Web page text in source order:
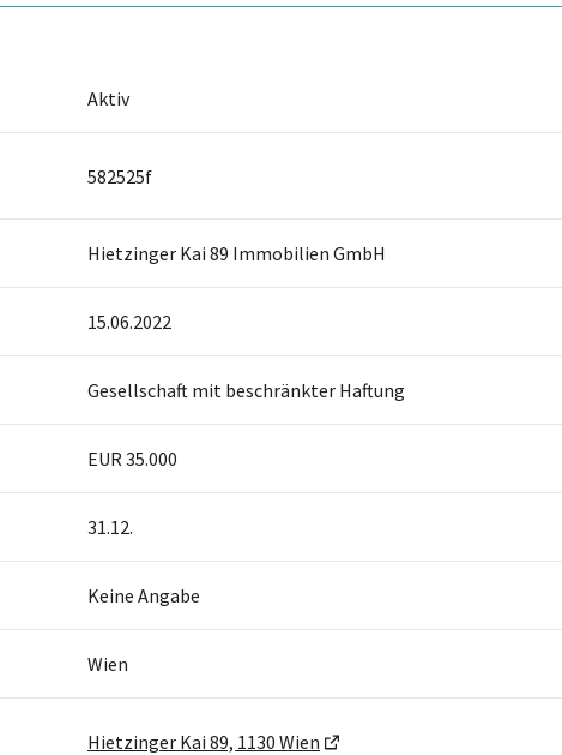
Aktiv
582525f
Hietzinger Kai 89 Immobilien GmbH
15.06.2022
Gesellschaft mit beschränkter Haftung
EUR 35.000
31.12.
Keine Angabe
Wien
Hietzinger Kai 89, 1130 Wien